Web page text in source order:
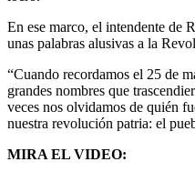
En ese marco, el intendente de
unas palabras alusivas a la
“Cuando recordamos el 25 de
grandes nombres que
veces nos olvidamos de quién
nuestra revolución patria: el
MIRA EL VIDEO: